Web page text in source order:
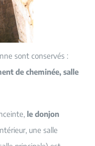
sont conservés :
de cheminée, salle
le donjon
une salle